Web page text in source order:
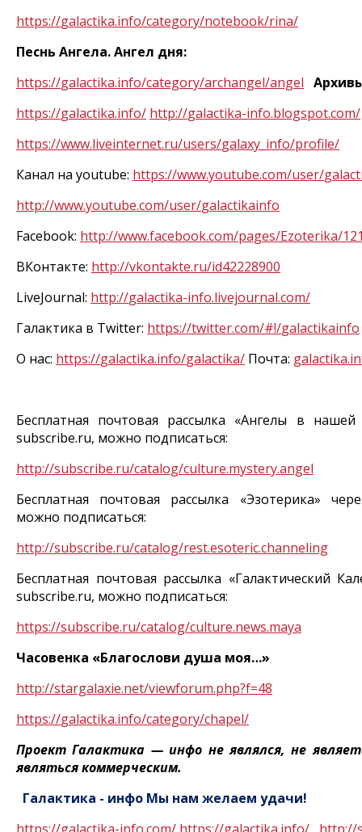
https://galactika.info/category/notebook/rina/
Песнь Ангела. Ангел дня:
https://galactika.info/category/archangel/angel
https://galactika.info/ http://galactika-info.blogspot.com/
https://www.liveinternet.ru/users/galaxy info/profile/
Канал на youtube: https://www.youtube.com/user/
http://www.youtube.com/user/galactikainfo
Facebook: http://www.facebook.com/pages/Ezoterika/
ВКонтакте: http://vkontakte.ru/id42228900
LiveJournal: http://galactika-info.livejournal.com/
Галактика в Twitter: https://twitter.com/#!/galactikainfo
О нас: https://galactika.info/galactika/ Почта: galactika.
Бесплатная почтовая рассылка «Ангелы в
subscribe.ru, можно подписаться:
http://subscribe.ru/catalog/culture.mystery.angel
Бесплатная почтовая рассылка «Эзотерика»
можно подписаться:
http://subscribe.ru/catalog/rest.esoteric.channeling
Бесплатная почтовая рассылка «Галактический
subscribe.ru, можно подписаться:
https://subscribe.ru/catalog/culture.news.maya
Часовенка «Благослови душа моя…»
http://stargalaxie.net/viewforum.php?f=48
https://galactika.info/category/chapel/
Проект Галактика — инфо не являлся, не
являться коммерческим.
Галактика - инфо Мы нам желаем удачи!